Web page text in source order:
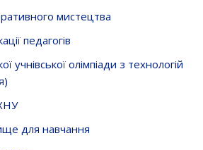
мистецтва
педагогів
учнівської олімпіади з технологій
для навчання